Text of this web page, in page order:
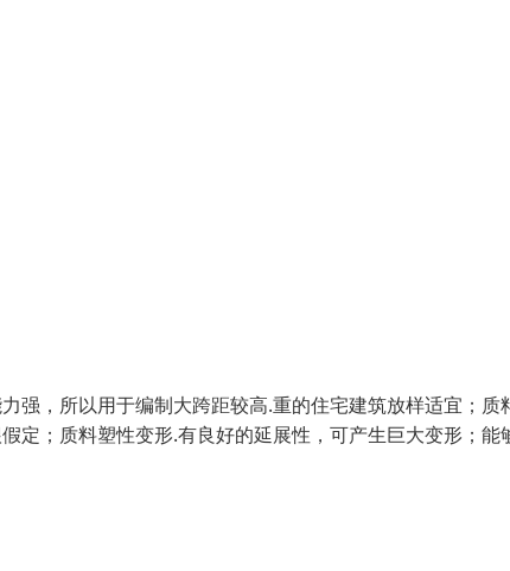
强，所以用于编制大跨距较高.重的住宅建筑放样适宜；质
定；质料塑性变形.有良好的延展性，可产生巨大变形；能